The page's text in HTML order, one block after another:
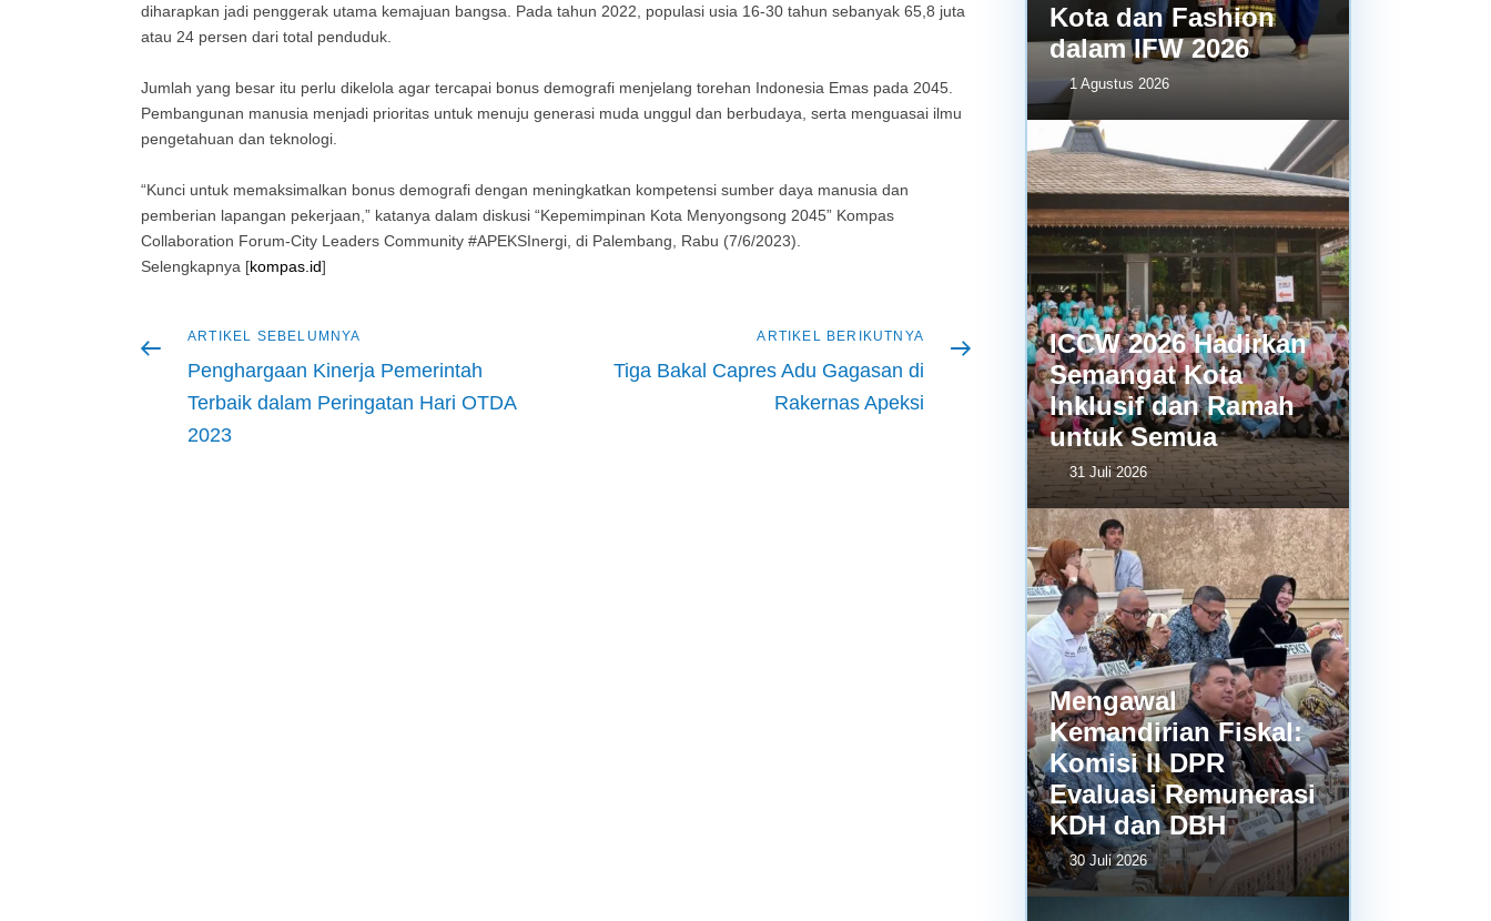
diharapkan jadi penggerak utama kemajuan bangsa. Pada tahun 2022, populasi usia 16-30 tahun sebanyak 65,8 juta
atau 24 persen dari total penduduk.
Jumlah yang besar itu perlu dikelola agar tercapai bonus demografi menjelang torehan Indonesia Emas pada 2045.
Pembangunan manusia menjadi prioritas untuk menuju generasi muda unggul dan berbudaya, serta menguasai ilmu
pengetahuan dan teknologi.
“Kunci untuk memaksimalkan bonus demografi dengan meningkatkan kompetensi sumber daya manusia dan
pemberian lapangan pekerjaan,” katanya dalam diskusi “Kepemimpinan Kota Menyongsong 2045” Kompas
Collaboration Forum-City Leaders Community #APEKSInergi, di Palembang, Rabu (7/6/2023).
Selengkapnya [kompas.id]
Navigasi
pos
Artikel
sebelumnya
ARTIKEL SEBELUMNYA
Penghargaan Kinerja Pemerintah
Terbaik dalam Peringatan Hari OTDA
2023
berikutnya
ARTIKEL BERIKUTNYA
Tiga Bakal Capres Adu Gagasan di
Rakernas Apeksi
Kota dan Fashion
dalam IFW 2026
1 Agustus 2026
ICCW 2026 Hadirkan
Semangat Kota
Inklusif dan Ramah
untuk Semua
31 Juli 2026
Mengawal
Kemandirian Fiskal:
Komisi II DPR
Evaluasi Remunerasi
KDH dan DBH
30 Juli 2026